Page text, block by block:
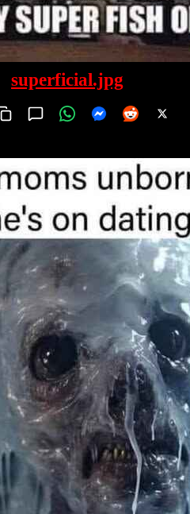
superficial.jpg